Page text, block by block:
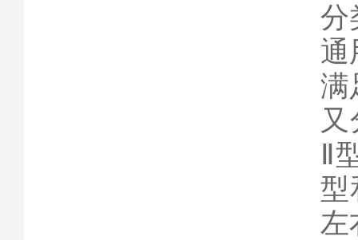
分
通
满
Ⅱ
型
左